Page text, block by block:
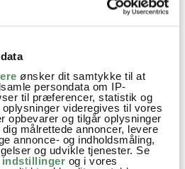
ønsker dit samtykke til at
persondata om IP-
til præferencer, statistik og
videregives til vores
opbevarer og tilgår oplysninger
målrettede annoncer, levere
annonce- og indholdsmåling,
og udvikle tjenester. Se
indstillinger og i vores
Italiensk
Pasta piskefløde